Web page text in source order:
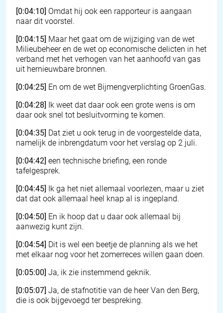
[0:04:10] Omdat hij ook een rapporteur is aangaan
naar dit voorstel.
[0:04:15] Maar het gaat om de wijziging van de wet
Milieubeheer en de wet op economische delicten in het
verband met het verhogen van het aanhoofd van gas
uit hernieuwbare bronnen.
[0:04:25] En om de wet Bijmengverplichting GroenGas.
[0:04:28] Ik weet dat daar ook een grote wens is om
daar ook snel tot besluitvorming te komen.
[0:04:35] Dat ziet u ook terug in de voorgestelde data,
namelijk de inbrengdatum voor het verslag op 2 juli.
[0:04:42] een technische briefing, een ronde
tafelgesprek.
[0:04:45] Ik ga het niet allemaal voorlezen, maar u ziet
dat dat ook allemaal heel knap al is ingepland.
[0:04:50] En ik hoop dat u daar ook allemaal bij
aanwezig kunt zijn.
[0:04:54] Dit is wel een beetje de planning als we het
met elkaar nog voor het zomerreces willen gaan doen.
[0:05:00] Ja, ik zie instemmend geknik.
[0:05:07] Ja, de stafnotitie van de heer Van den Berg,
die is ook bijgevoegd ter bespreking.